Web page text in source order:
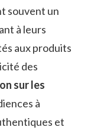
souvent un
à leurs
aux produits
des
sur les
à
et